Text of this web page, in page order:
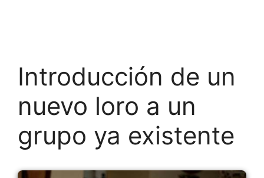
Introducción de un
nuevo loro a un
grupo ya existente